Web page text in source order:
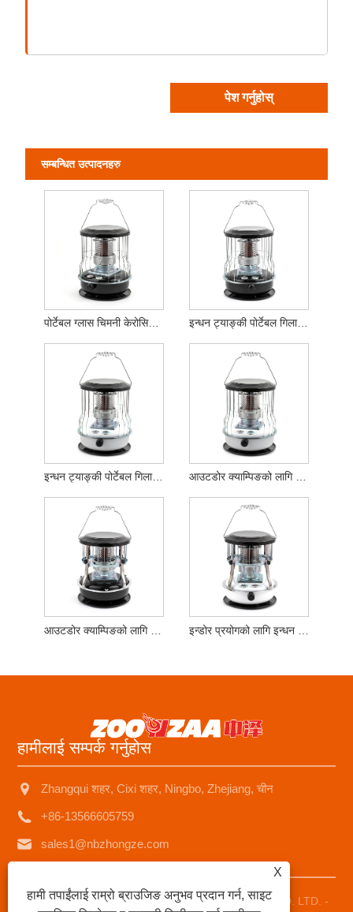
पेश गर्नुहोस्
सम्बन्धित उत्पादनहरु
पोर्टेबल ग्लास चिमनी केरोसिन हीटर इन्धन ट्याङ्की पोर्टेबल गिलास चिम्नी केरोसिन स्टोभ
इन्धन ट्याङ्की पोर्टेबल गिलास चिम्नी केरोसिन हीटर
हामीलाई सम्पर्क गर्नुहोस
Zhangqui शहर, Cixi शहर, Ningbo, Zhejiang, चीन
+86-13566605759
sales1@nbzhongze.com
प्रतिलिपि अधिकार © 2023 Ningboze इलेक्ट्रोनिक्स CO., LTD. LTD. -
X
हामी तपाईंलाई राम्रो ब्राउजिङ अनुभव प्रदान गर्न, साइट